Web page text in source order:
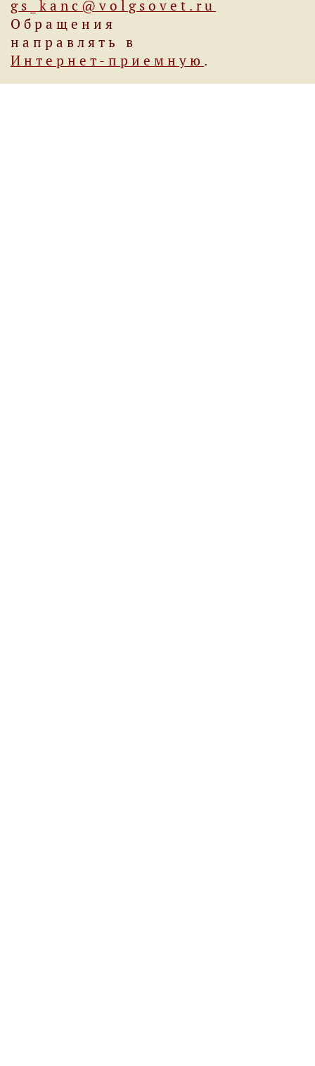
gs_kanc@volgsovet.ru
Обращения
направлять в
Интернет-приемную .